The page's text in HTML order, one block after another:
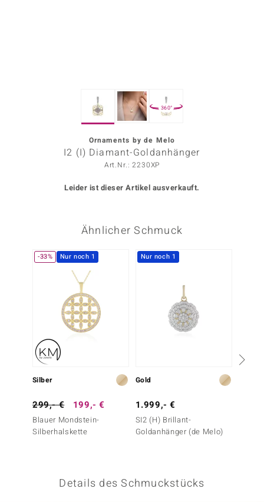
Collection
BY DE MELO
360°
Ornaments by de Melo
I2 (I) Diamant-Goldanhänger
Art.Nr.: 2230XP
Leider ist dieser Artikel ausverkauft.
Ähnlicher Schmuck
-33% Nur noch 1
Silber
299,- € 199,- €
Blauer Mondstein-
Silberhalskette
Nur noch 1
Gold
1.999,- €
SI2 (H) Brillant-
Goldanhänger (de Melo)
Details des Schmuckstücks